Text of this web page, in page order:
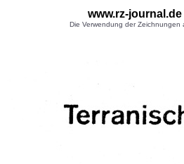
www.rz-
Die Verwendung der